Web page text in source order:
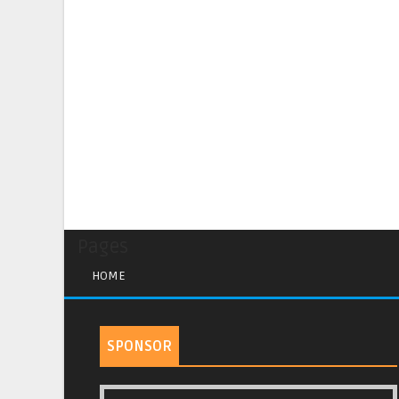
HOME
SPONSOR